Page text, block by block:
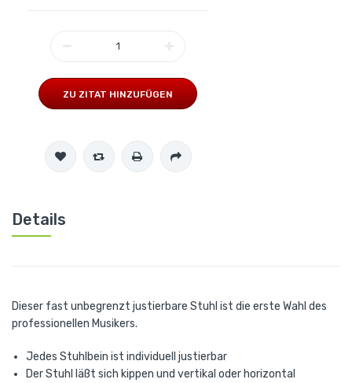
ZU ZITAT HINZUFÜGEN
Details
Dieser fast unbegrenzt justierbare Stuhl ist die erste Wahl des
professionellen Musikers.
Jedes Stuhlbein ist individuell justierbar
Der Stuhl läßt sich kippen und vertikal oder horizontal